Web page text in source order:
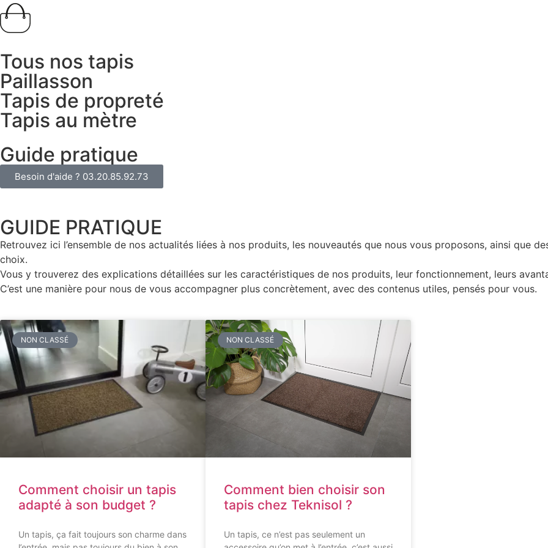
Tous nos tapis
Paillasson
Tapis de propreté
Tapis au mètre
Guide pratique
Besoin d'aide ? 03.20.85.92.73​
GUIDE PRATIQUE
Retrouvez ici l’ensemble de nos actualités liées à nos produits, les nouveautés que nous vous proposons, ainsi que
choix.
Vous y trouverez des explications détaillées sur les caractéristiques de nos produits, leur fonctionnement, leurs
C’est une manière pour nous de vous accompagner plus concrètement, avec des contenus utiles, pensés pour vous.
NON CLASSÉ
Comment choisir un tapis
adapté à son budget ?
Un tapis, ça fait toujours son charme dans
NON CLASSÉ
Comment bien choisir son
tapis chez Teknisol ?
Un tapis, ce n’est pas seulement un